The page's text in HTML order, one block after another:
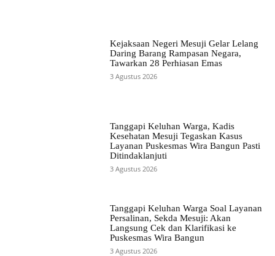
Kejaksaan Negeri Mesuji Gelar Lelang
Daring Barang Rampasan Negara,
Tawarkan 28 Perhiasan Emas
3 Agustus 2026
Tanggapi Keluhan Warga, Kadis
Kesehatan Mesuji Tegaskan Kasus
Layanan Puskesmas Wira Bangun Pasti
Ditindaklanjuti
3 Agustus 2026
Tanggapi Keluhan Warga Soal Layanan
Persalinan, Sekda Mesuji: Akan
Langsung Cek dan Klarifikasi ke
Puskesmas Wira Bangun
3 Agustus 2026